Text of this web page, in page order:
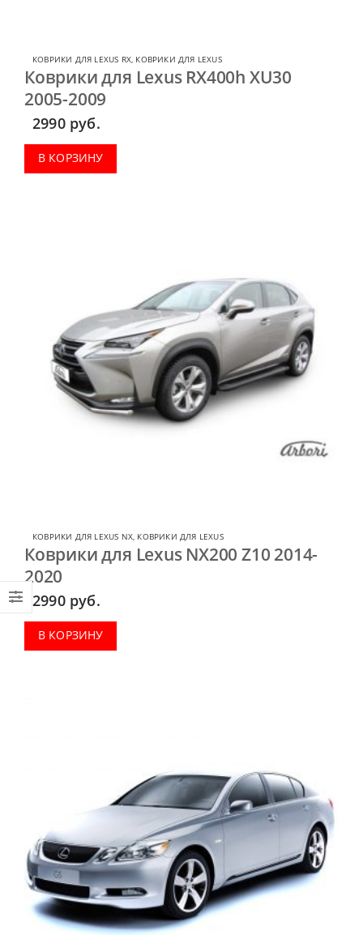
КОВРИКИ ДЛЯ LEXUS RX КОВРИКИ ДЛЯ LEXUS
Коврики для Lexus RX400h XU30
2005-2009
2990 руб.
В КОРЗИНУ
КОВРИКИ ДЛЯ LEXUS NX КОВРИКИ ДЛЯ LEXUS
Коврики для Lexus NX200 Z10 2014-
2020
2990 руб.
В КОРЗИНУ